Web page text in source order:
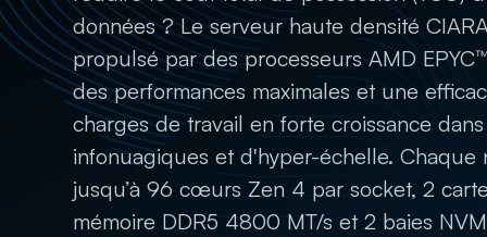
données ? Le serveur haute densité
propulsé par des processeurs AMD
des performances maximales et une
charges de travail en forte croissance
infonuagiques et d'hyper-échelle.
jusqu’à 96 cœurs Zen 4 par socket, 2
mémoire DDR5 4800 MT/s et 2 baies